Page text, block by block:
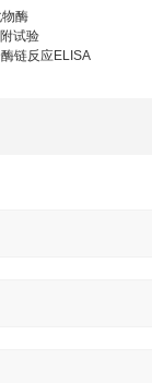
酶
试验
链反应ELISA